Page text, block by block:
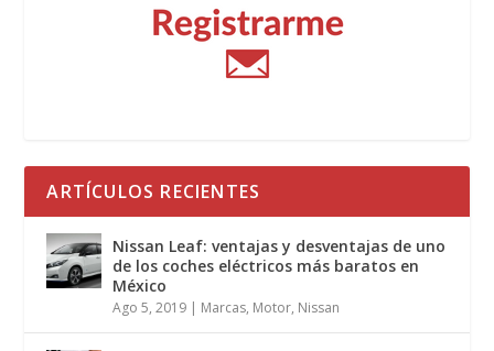
ARTÍCULOS RECIENTES
Nissan Leaf: ventajas y desventajas de uno
de los coches eléctricos más baratos en
México
Ago 5, 2019 | Marcas, Motor, Nissan